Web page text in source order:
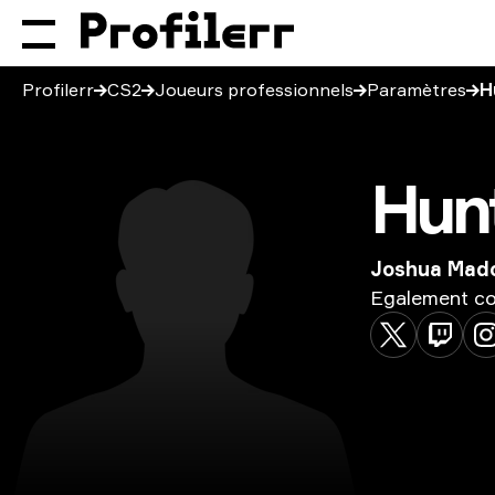
Profilerr CS2 Joueurs professionnels Paramètres
Joshua
Egalement